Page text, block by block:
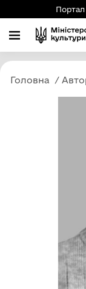
Головна